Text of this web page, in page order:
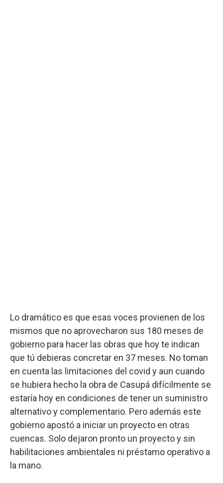
Lo dramático es que esas voces provienen de los
mismos que no aprovecharon sus 180 meses de
gobierno para hacer las obras que hoy te indican
que tú debieras concretar en 37 meses. No toman
en cuenta las limitaciones del covid y aun cuando
se hubiera hecho la obra de Casupá difícilmente se
estaría hoy en condiciones de tener un suministro
alternativo y complementario. Pero además este
gobierno apostó a iniciar un proyecto en otras
cuencas. Solo dejaron pronto un proyecto y sin
habilitaciones ambientales ni préstamo operativo a
la mano.